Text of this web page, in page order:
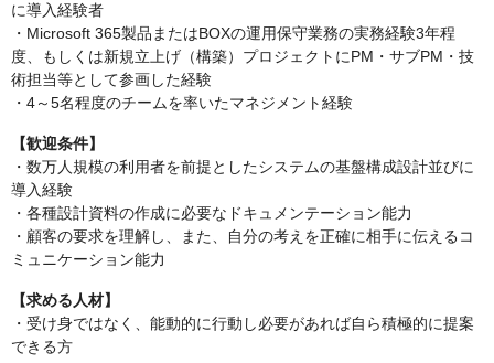
に導入経験者
・Microsoft 365製品またはBOXの運用保守業務の実務経験3年程
度、もしくは新規立上げ（構築）プロジェクトにPM・サブPM・技
術担当等として参画した経験
・4～5名程度のチームを率いたマネジメント経験
【歓迎条件】
・数万人規模の利用者を前提としたシステムの基盤構成設計並びに
導入経験
・各種設計資料の作成に必要なドキュメンテーション能力
・顧客の要求を理解し、また、自分の考えを正確に相手に伝えるコ
ミュニケーション能力
【求める人材】
・受け身ではなく、能動的に行動し必要があれば自ら積極的に提案
できる方